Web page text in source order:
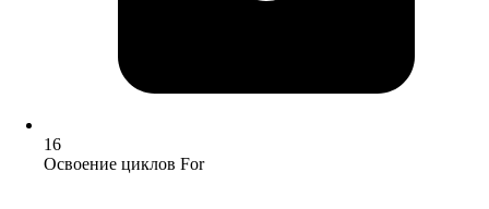
16
Освоение циклов For